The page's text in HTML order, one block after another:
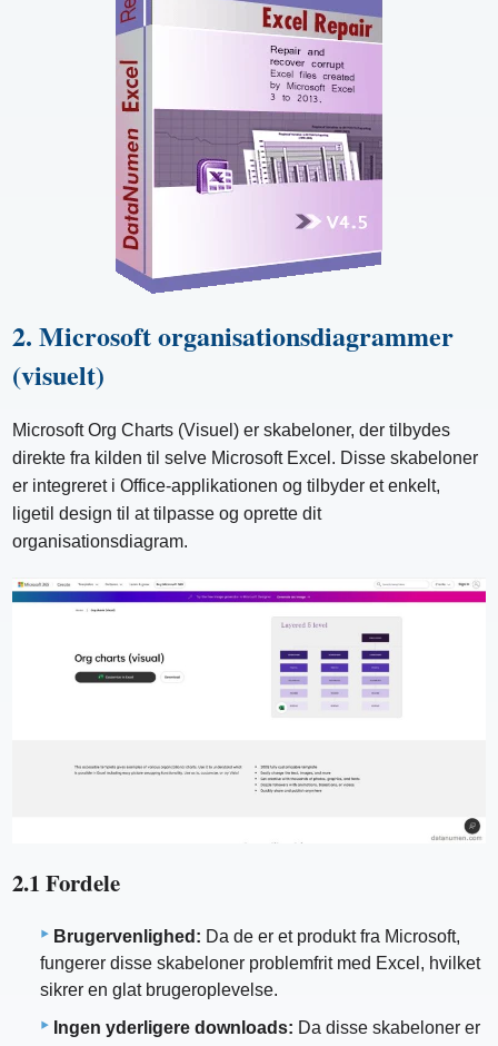
2. Microsoft organisationsdiagrammer
(visuelt)
Microsoft Org Charts (Visuel) er skabeloner, der tilbydes
direkte fra kilden til selve Microsoft Excel. Disse skabeloner
er integreret i Office-applikationen og tilbyder et enkelt,
ligetil design til at tilpasse og oprette dit
organisationsdiagram.
2.1 Fordele
Brugervenlighed: Da de er et produkt fra Microsoft,
fungerer disse skabeloner problemfrit med Excel, hvilket
sikrer en glat brugeroplevelse.
Ingen yderligere downloads: Da disse skabeloner er